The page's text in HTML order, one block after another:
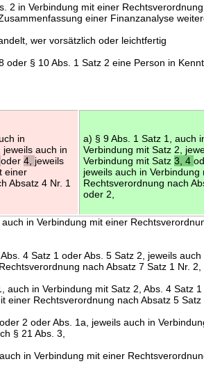
2 in Verbindung mit einer
einer Finanzanalyse
wer vorsätzlich oder leichtfertig
oder § 10 Abs. 1 Satz 2 eine Person in
in
jeweils auch in
oder4, jeweils
einer
Absatz 4 Nr. 1
a) § 9 Abs. 1 Satz 1, auch
Verbindung mit Satz 2,
Verbindung mit Satz3, 4
jeweils auch in Verbindung
Rechtsverordnung nach
oder 2,
in Verbindung mit einer
4 Satz 1 oder Abs. 5 Satz 2, jeweils auch
nach Absatz 7 Satz 1 Nr. 2,
auch in Verbindung mit Satz 2, Abs. 4 Satz
einer Rechtsverordnung nach Absatz 5 Satz
2 oder Abs. 1a, jeweils auch in
§ 21 Abs. 3,
in Verbindung mit einer